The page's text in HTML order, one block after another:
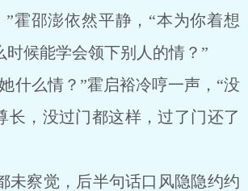
邵澎依然平静，“本为你着想
时候能学会领下别人的情？”
么情？”霍启裕冷哼一声，“没
长，没过门都这样，过了门还了
察觉，后半句话口风隐隐约约